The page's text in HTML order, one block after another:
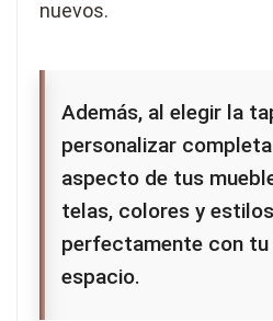
nuevos.
Además, al elegir la
personalizar
aspecto de tus
telas, colores y
perfectamente con tu
espacio.